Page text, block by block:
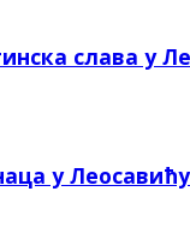
слава у
у